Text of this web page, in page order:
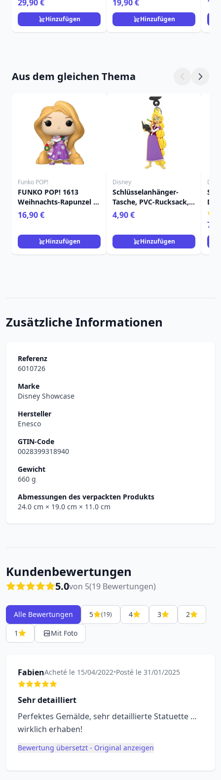
29,90 €
Hinzufügen
19,90 €
Hinzufügen
Aus dem gleichen Thema
Funko POP!
FUNKO POP! 1613
Weihnachts-Rapunzel -
Disney Prinzessin
16,90 €
Hinzufügen
Disney
Schlüsselanhänger-
Tasche, PVC-Rucksack,
Soft-Touch, Rapunzel –
Disney-Prinzessin
4,90 €
Hinzufügen
Die
Zusätzliche Informationen
Referenz
6010726
Marke
Disney Showcase
Hersteller
Enesco
GTIN-Code
0028399318940
Gewicht
660 g
Abmessungen des verpackten Produkts
24.0 cm × 19.0 cm × 11.0 cm
Kundenbewertungen
5.0von 5(19 Bewertungen)
Alle Bewertungen 5 (19) 4 3
2
1
Mit Foto
FabienAcheté le 15/04/2022•Posté le 31/01/2025
Sehr detailliert
Perfektes Gemälde, sehr detaillierte Statuette …
wirklich erhaben!
Bewertung übersetzt - Original anzeigen